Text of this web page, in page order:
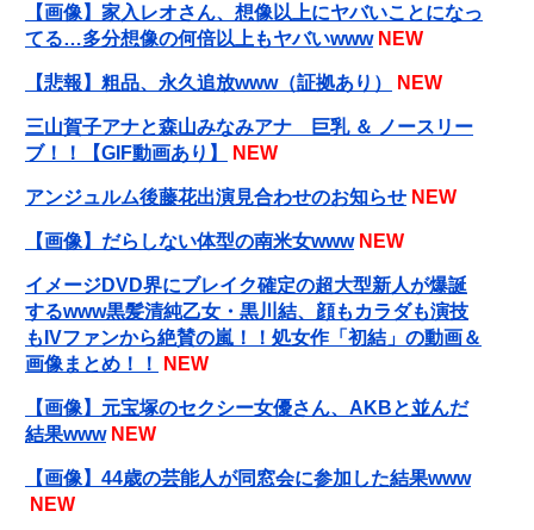
【画像】家入レオさん、想像以上にヤバいことになっ
てる…多分想像の何倍以上もヤバいwww NEW
【悲報】粗品、永久追放www（証拠あり） NEW
三山賀子アナと森山みなみアナ 巨乳 ＆ ノースリー
ブ！！【GIF動画あり】
NEW
アンジュルム後藤花出演見合わせのお知らせ NEW
【画像】だらしない体型の南米女www NEW
イメージDVD界にブレイク確定の超大型新人が爆誕
するwww黒髪清純乙女・黒川結、顔もカラダも演技
もIVファンから絶賛の嵐！！処女作「初結」の動画＆
画像まとめ！！
NEW
【画像】元宝塚のセクシー女優さん、AKBと並んだ
結果www NEW
【画像】44歳の芸能人が同窓会に参加した結果www
NEW